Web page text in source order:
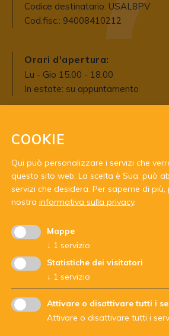
Codice destinatario: USAL8PV
Cod.fisc.: 94008410212
Orari d'apertura:
Lu - Gio 15.00 - 18.00
In estate: su appuntamento
Con il sostegno di:
COOKIE
Qui può personalizzare i servizi che
questo sito web. La scelta è Sua: può
servizi che desidera. Per saperne di
nostra informativa sulla privacy.
Mappe
↓ 1 servizio
Statistiche dei visitatori
↓ 1 servizio
Attivare o disattivare tutti i
Attivare o disattivare tutti i